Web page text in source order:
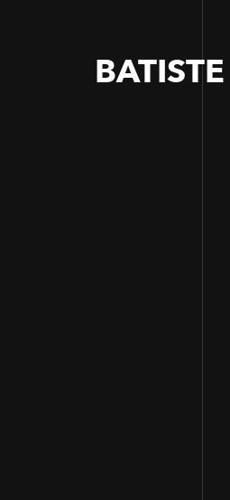
BATISTE